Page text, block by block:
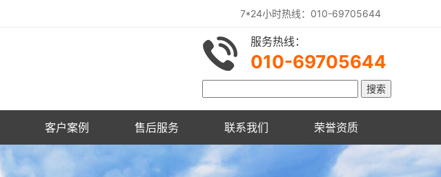
7*24小时热线：010-69705644
服务热线：
010-69705644
客户案例 售后服务 联系我们 荣誉资质